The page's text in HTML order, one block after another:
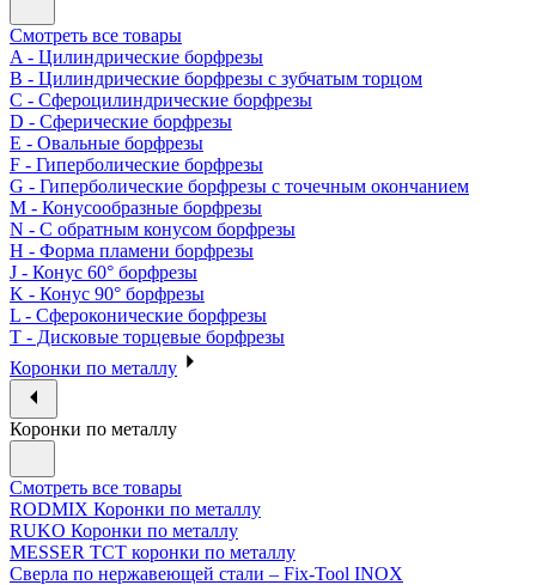
Смотреть все товары
A - Цилиндрические борфрезы
B - Цилиндрические борфрезы с зубчатым торцом
C - Сфероцилиндрические борфрезы
D - Сферические борфрезы
E - Овальные борфрезы
F - Гиперболические борфрезы
G - Гиперболические борфрезы с точечным окончанием
M - Конусообразные борфрезы
N - С обратным конусом борфрезы
H - Форма пламени борфрезы
J - Конус 60° борфрезы
K - Конус 90° борфрезы
L - Сфероконические борфрезы
T - Дисковые торцевые борфрезы
Коронки по металлу
Коронки по металлу
Смотреть все товары
RODMIX Коронки по металлу
RUKO Коронки по металлу
MESSER ТСТ коронки по металлу
Сверла по нержавеющей стали – Fix-Tool INOX